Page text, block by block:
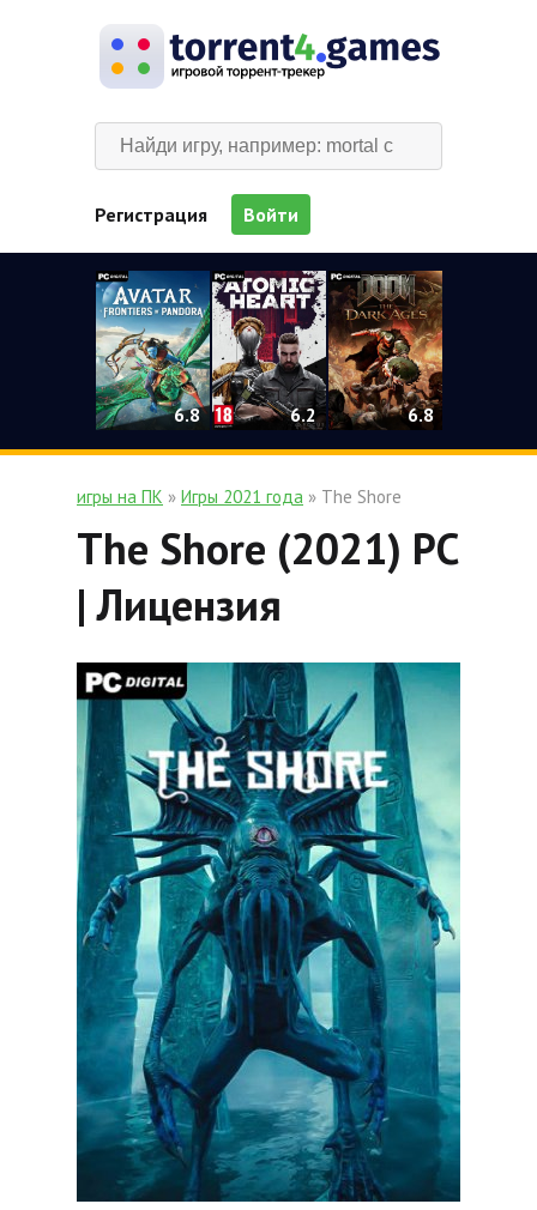
Регистрация Войти
6.8 6.2 6.8
игры на ПК » Игры 2021 года » The Shore
The Shore (2021) PC
| Лицензия